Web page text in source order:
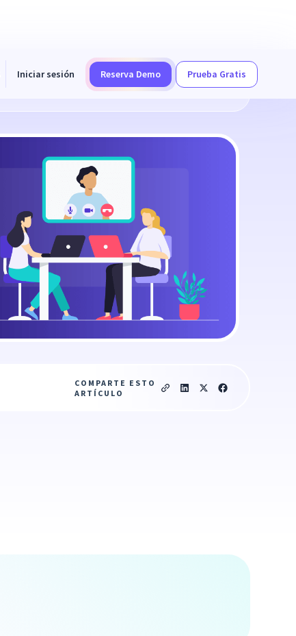
Iniciar sesión Reserva Demo
Prueba Gratis
COMPARTE ESTO
ARTÍCULO